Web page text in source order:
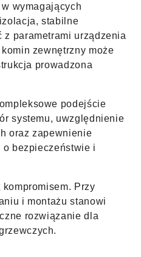
wymagających
stabilne
z parametrami urządzenia
zewnętrzny może
prowadzona
podejście
systemu, uwzględnienie
oraz zapewnienie
bezpieczeństwie i
Przy
i montażu stanowi
rozwiązanie dla